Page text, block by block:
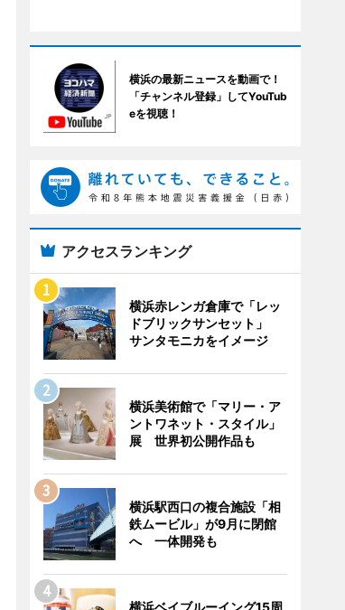
横浜の最新ニュースを動画で！
「チャンネル登録」してYouTub
eを視聴！
アクセスランキング
横浜赤レンガ倉庫で「レッ
ドブリックサンセット」
サンタモニカをイメージ
横浜美術館で「マリー・ア
ントワネット・スタイル」
展 世界初公開作品も
横浜駅西口の複合施設「相
鉄ムービル」が9月に閉館
へ 一体開発も
横浜ベイブルーイング15周